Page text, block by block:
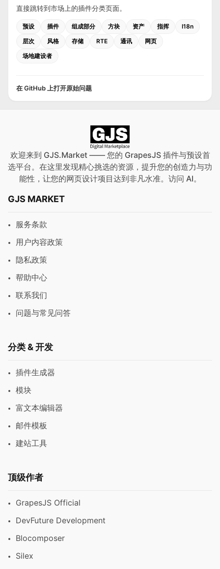
直接跳转到市场上的插件分类页面。
预设 插件 组成部分 方块 资产 指挥
I18n
层次
风格 存储 RTE 通讯
网页
场地建设者
在 GitHub 上打开原始问题
欢迎来到 GJS.Market —— 您的 GrapesJS 插件与预设首
选平台。在这里发现精心挑选的资源，提升您的创造力与功
能性，让您的网页设计项目达到非凡水准。访问 AI。
GJS MARKET
服务条款
用户内容政策
隐私政策
帮助中心
联系我们
问题与常见问答
分类 & 开发
插件生成器
模块
富文本编辑器
邮件模板
建站工具
顶级作者
GrapesJS Official
DevFuture Development
Blocomposer
Silex